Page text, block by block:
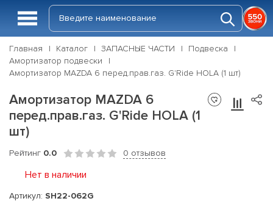
Главная Каталог ЗАПАСНЫЕ ЧАСТИ
Подвеска
Амортизатор подвески
Амортизатор MAZDA 6 перед.прав.газ. G'Ride HOLA (1 шт)
Амортизатор MAZDA 6
перед.прав.газ. G'Ride HOLA (1
шт)
Рейтинг 0.0 0 отзывов
Нет в наличии
Артикул: SH22-062G